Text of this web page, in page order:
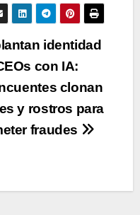
identidad
con IA:
clonan
y rostros para
fraudes